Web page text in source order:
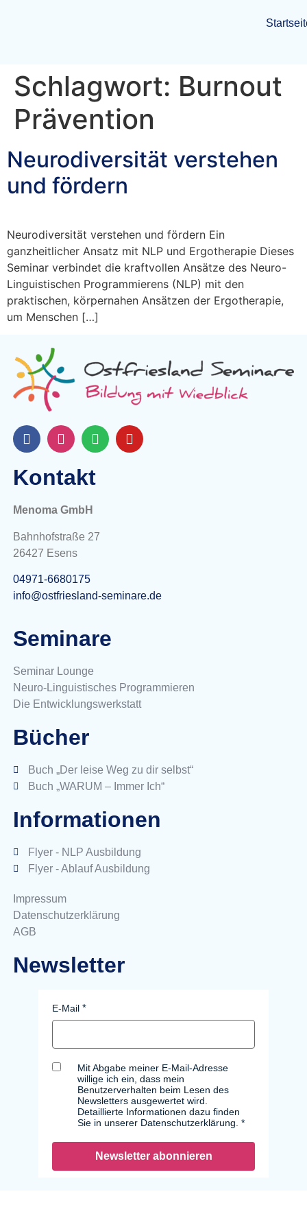
Schlagwort: Burnout
Prävention
Neurodiversität verstehen
und fördern
Neurodiversität verstehen und fördern Ein
ganzheitlicher Ansatz mit NLP und Ergotherapie Dieses
Seminar verbindet die kraftvollen Ansätze des Neuro-
Linguistischen Programmierens (NLP) mit den
praktischen, körpernahen Ansätzen der Ergotherapie,
um Menschen […]
Kontakt
Menoma GmbH
Bahnhofstraße 27
26427 Esens
04971-6680175
info@ostfriesland-seminare.de
Seminare
Seminar Lounge
Neuro-Linguistisches Programmieren
Die Entwicklungswerkstatt
Bücher
Buch „Der leise Weg zu dir selbst“
Buch „WARUM – Immer Ich“
Informationen
Flyer - NLP Ausbildung
Flyer - Ablauf Ausbildung
Impressum
Datenschutzerklärung
AGB
Newsletter
E-Mail
Mit Abgabe meiner E-Mail-Adresse
willige ich ein, dass mein
Benutzerverhalten beim Lesen des
Newsletters ausgewertet wird.
Detaillierte Informationen dazu finden
Sie in unserer Datenschutzerklärung.
Newsletter abonnieren